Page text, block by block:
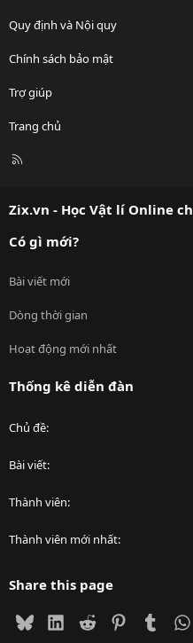
Quy định và Nội quy
Chính sách bảo mật
Trợ giúp
Trang chủ
R
Zix.vn - Học Vật lí Online
Có gì mới?
Bài viết mới
Dòng thời gian
Hoạt động mới nhất
Thống kê diễn đàn
Chủ đề
Bài viết
Thành viên
Thành viên mới nhất
Share this page
BlueskyLinkedIn
Reddit PinterestTumblr